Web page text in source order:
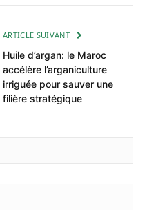
ARTICLE SUIVANT
Huile d’argan: le Maroc
accélère l’arganiculture
irriguée pour sauver une
filière stratégique